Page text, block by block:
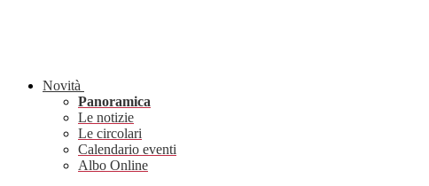
Novità
Panoramica
Le notizie
Le circolari
Calendario eventi
Albo Online